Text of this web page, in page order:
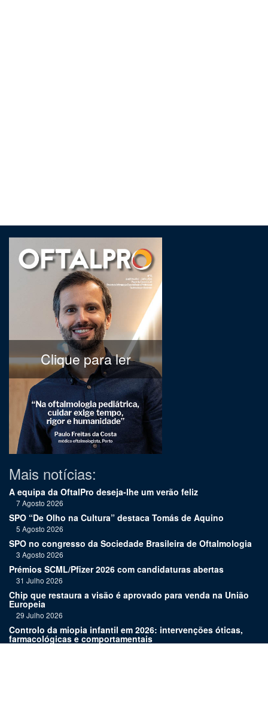
Clique para ler
Mais notícias:
A equipa da OftalPro deseja-lhe um verão feliz
7 Agosto 2026
SPO “De Olho na Cultura” destaca Tomás de Aquino
5 Agosto 2026
SPO no congresso da Sociedade Brasileira de Oftalmologia
3 Agosto 2026
Prémios SCML/Pfizer 2026 com candidaturas abertas
31 Julho 2026
Chip que restaura a visão é aprovado para venda na União
Europeia
29 Julho 2026
Controlo da miopia infantil em 2026: intervenções óticas,
farmacológicas e comportamentais